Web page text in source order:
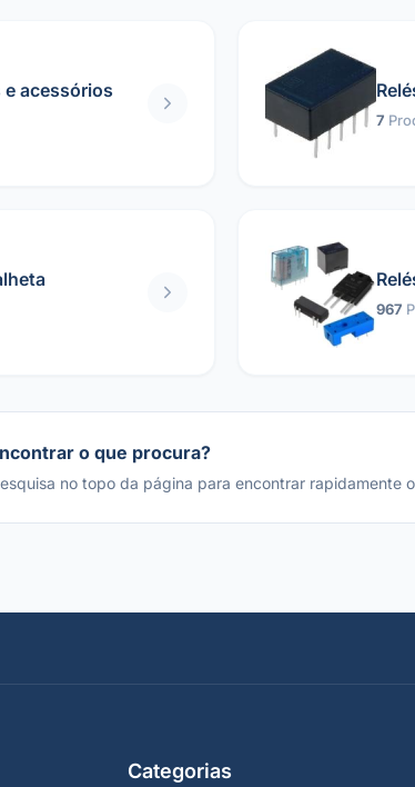
acessórios
7
967
o que procura?
no topo da página para encontrar rapidamente
Categorias